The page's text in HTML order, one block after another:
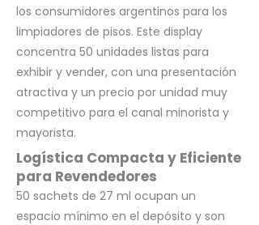
los consumidores argentinos para los
limpiadores de pisos. Este display
concentra 50 unidades listas para
exhibir y vender, con una presentación
atractiva y un precio por unidad muy
competitivo para el canal minorista y
mayorista.
Logística Compacta y Eficiente
para Revendedores
50 sachets de 27 ml ocupan un
espacio mínimo en el depósito y son